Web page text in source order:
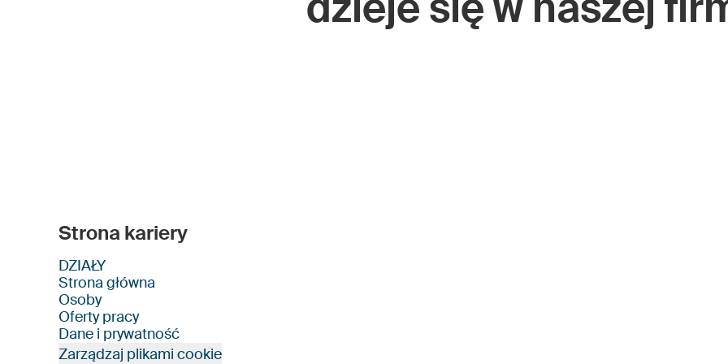
Strona kariery
DZIAŁY
Strona główna
Osoby
Oferty pracy
Dane i prywatność
Zarządzaj plikami cookie